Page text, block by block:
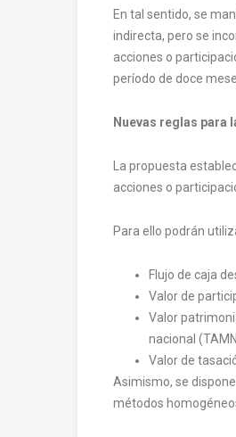
En tal sentido, se
indirecta, pero se
acciones o
período de doce
Nuevas reglas para
La propuesta
acciones o
Para ello podrán
Flujo de caja
Valor de
Valor
nacional
Valor de
Asimismo, se
métodos